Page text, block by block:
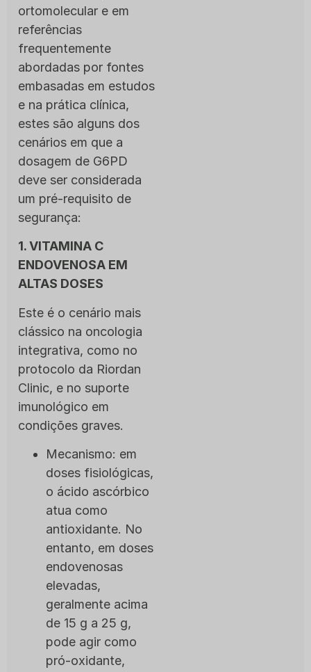
ortomolecular e em
referências
frequentemente
abordadas por fontes
embasadas em estudos
e na prática clínica,
estes são alguns dos
cenários em que a
dosagem de G6PD
deve ser considerada
um pré-requisito de
segurança:
1. VITAMINA C
ENDOVENOSA EM
ALTAS DOSES
Este é o cenário mais
clássico na oncologia
integrativa, como no
protocolo da Riordan
Clinic, e no suporte
imunológico em
condições graves.
Mecanismo: em
doses fisiológicas,
o ácido ascórbico
atua como
antioxidante. No
entanto, em doses
endovenosas
elevadas,
geralmente acima
de 15 g a 25 g,
pode agir como
pró-oxidante,